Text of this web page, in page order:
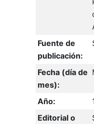
Fuente de
publicación:
Fecha (día de
mes):
Año:
Editorial o